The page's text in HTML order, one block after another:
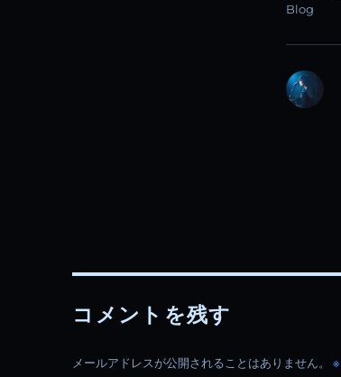
Blog
コメントを残す
メールアドレスが公開されることはありません。 ※